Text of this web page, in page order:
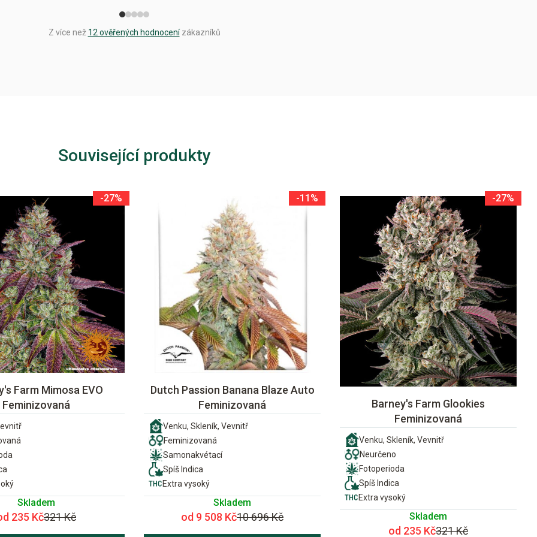
Z více než 12 ověřených hodnocenízákazníků
Související produkty
-27%
Farm Mimosa EVO
Feminizovaná
Skladem
235 Kč321 Kč
-11%
Dutch Passion Banana Blaze Auto
Feminizovaná
Venku, Skleník, Vevnitř
Feminizovaná
Samonakvétací
Spíš Indica
Extra vysoký
Skladem
od 9 508 Kč10 696 Kč
-27%
Barney's Farm Glookies
Feminizovaná
Venku, Skleník, Vevnitř
Neurčeno
Fotoperioda
Spíš Indica
Extra vysoký
Skladem
od 235 Kč321 Kč